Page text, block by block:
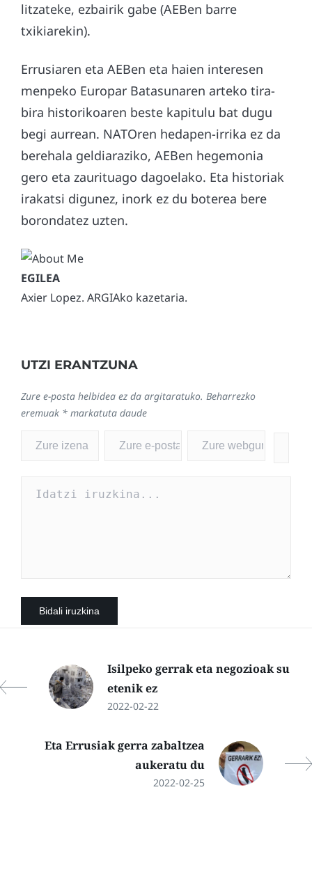
litzateke, ezbairik gabe (AEBen barre
txikiarekin).
Errusiaren eta AEBen eta haien interesen
menpeko Europar Batasunaren arteko tira-
bira historikoaren beste kapitulu bat dugu
begi aurrean. NATOren hedapen-irrika ez da
berehala geldiaraziko, AEBen hegemonia
gero eta zaurituago dagoelako. Eta historiak
irakatsi digunez, inork ez du boterea bere
borondatez uzten.
Axier Lopez. ARGIAko kazetaria.
UTZI ERANTZUNA
Zure e-posta helbidea ez da argitaratuko. Beharrezko
eremuak * markatuta daude
Isilpeko gerrak eta negozioak su
etenik ez
2022-02-22
Eta Errusiak gerra zabaltzea
aukeratu du
2022-02-25